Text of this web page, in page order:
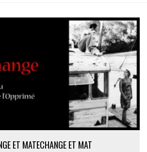
ET MATECHANGE ET MAT